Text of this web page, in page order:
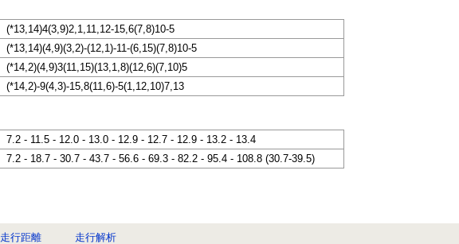
(*13,14)4(3,9)2,1,11,12-15,6(7,8)10-5
(*13,14)(4,9)(3,2)-(12,1)-11-(6,15)(7,8)10-5
(*14,2)(4,9)3(11,15)(13,1,8)(12,6)(7,10)5
(*14,2)-9(4,3)-15,8(11,6)-5(1,12,10)7,13
7.2 - 11.5 - 12.0 - 13.0 - 12.9 - 12.7 - 12.9 - 13.2 - 13.4
7.2 - 18.7 - 30.7 - 43.7 - 56.6 - 69.3 - 82.2 - 95.4 - 108.8 (30.7-39.5)
走行距離 走行解析